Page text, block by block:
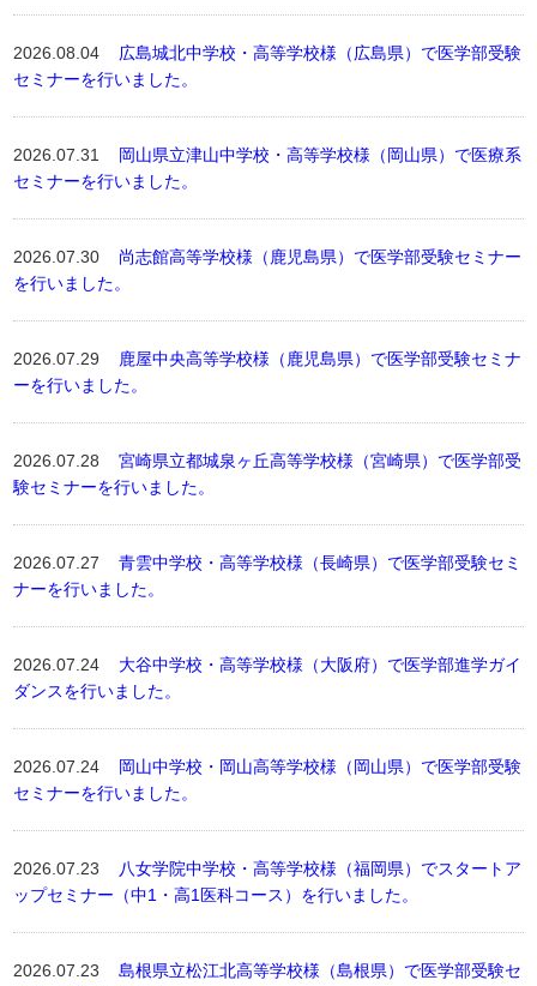
2026.08.04 広島城北中学校・高等学校様（広島県）で医学部受験
セミナーを行いました。
2026.07.31 岡山県立津山中学校・高等学校様（岡山県）で医療系
セミナーを行いました。
2026.07.30 尚志館高等学校様（鹿児島県）で医学部受験セミナー
を行いました。
2026.07.29
鹿屋中央高等学校様（鹿児島県）で医学部受験セミナ
ーを行いました。
2026.07.28宮崎県立都城泉ヶ丘高等学校様（宮崎県）で医学部受
験セミナーを行いました。
2026.07.27青雲中学校・高等学校様（長崎県）で医学部受験セミ
ナーを行いました。
2026.07.24 大谷中学校・高等学校様（大阪府）で医学部進学ガイ
ダンスを行いました。
2026.07.24 岡山中学校・岡山高等学校様（岡山県）で医学部受験
セミナーを行いました。
2026.07.23
八女学院中学校・高等学校様（福岡県）でスタートア
ップセミナー（中1・高1医科コース）を行いました。
2026.07.23島根県立松江北高等学校様（島根県）で医学部受験セ